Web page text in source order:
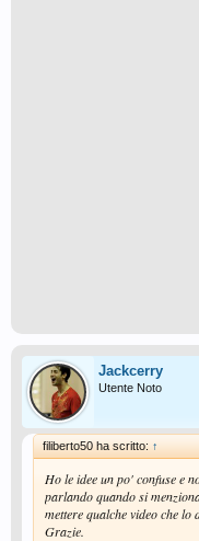
Jackcerry
Utente Noto
filiberto50 ha scritto: ↑
Ho le idee un po' confuse e
parlando quando si
mettere qualche video che
Grazie.